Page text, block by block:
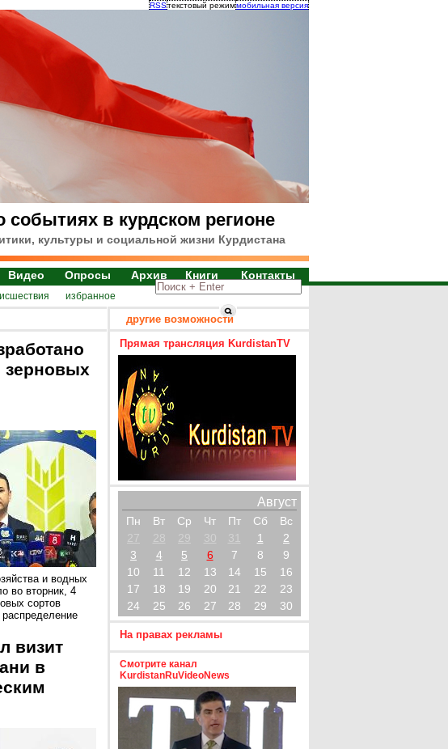
RSSтекстовый режиммобильная версия
событиях в курдском регионе
культуры и социальной жизни Курдистана
Видео Опросы Архив Книги Контакты
избранное
зерновых
и водных
во вторник, 4
сортов
визит
в
другие возможности
Прямая трансляция KurdistanTV
Август
Пн Вт Ср Чт Пт Сб
Вс
27
28 29 30 31 1
2
3
4 5 6 7 8
9
10
11 12 13 14 15
16
17
18 19 20 21 22
23
24
25 26 27 28 29 30
На правах рекламы
Смотрите канал
KurdistanRuVideoNews